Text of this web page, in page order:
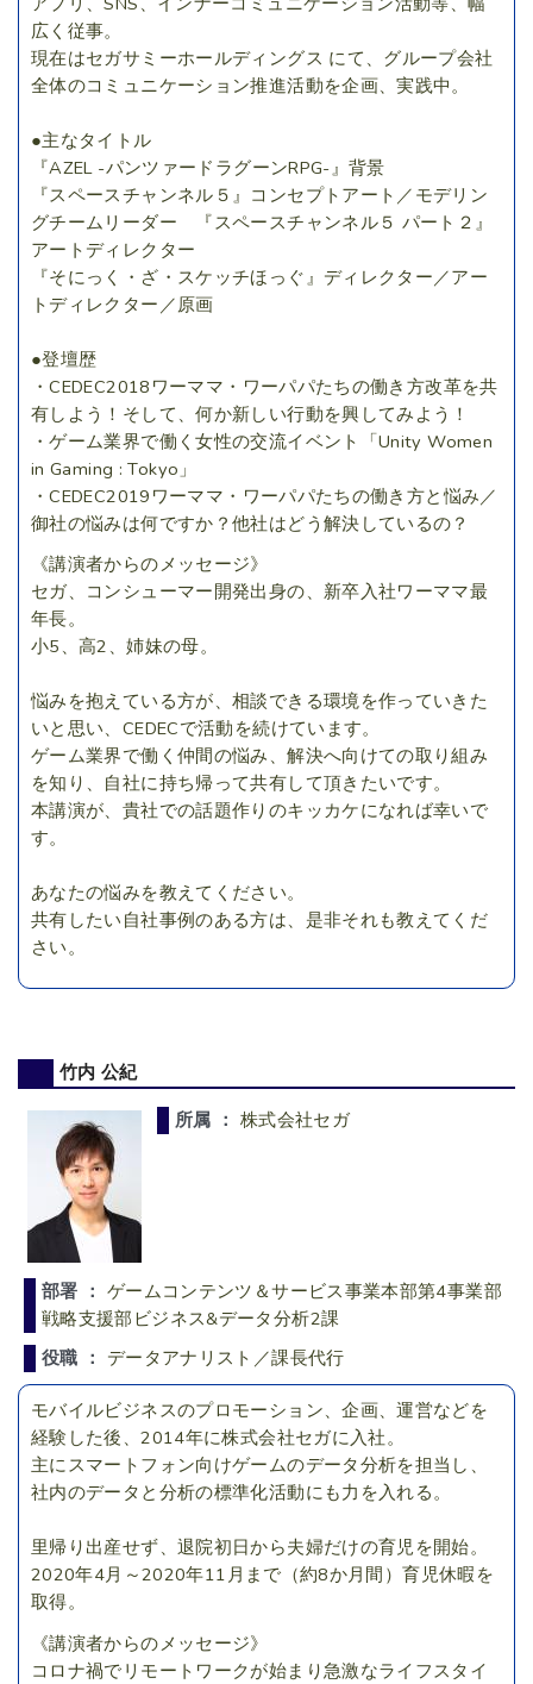
広く従事。
現在はセガサミーホールディングス にて、グループ会社
全体のコミュニケーション推進活動を企画、実践中。
●主なタイトル
『AZEL -パンツァードラグーンRPG-』背景
『スペースチャンネル５』コンセプトアート／モデリン
グチームリーダー 『スペースチャンネル５ パート２』
アートディレクター
『そにっく・ざ・スケッチほっぐ』ディレクター／アー
トディレクター／原画
●登壇歴
・CEDEC2018ワーママ・ワーパパたちの働き方改革を共
有しよう！そして、何か新しい行動を興してみよう！
・ゲーム業界で働く女性の交流イベント「Unity Women
in Gaming : Tokyo」
・CEDEC2019ワーママ・ワーパパたちの働き方と悩み／
御社の悩みは何ですか？他社はどう解決しているの？
《講演者からのメッセージ》
セガ、コンシューマー開発出身の、新卒入社ワーママ最
年長。
小5、高2、姉妹の母。
悩みを抱えている方が、相談できる環境を作っていきた
いと思い、CEDECで活動を続けています。
ゲーム業界で働く仲間の悩み、解決へ向けての取り組み
を知り、自社に持ち帰って共有して頂きたいです。
本講演が、貴社での話題作りのキッカケになれば幸いで
す。
あなたの悩みを教えてください。
共有したい自社事例のある方は、是非それも教えてくだ
さい。
竹内 公紀
所属 ： 株式会社セガ
部署 ： ゲームコンテンツ＆サービス事業本部第4事業部
戦略支援部ビジネス&データ分析2課
役職 ： データアナリスト／課長代行
モバイルビジネスのプロモーション、企画、運営などを
経験した後、2014年に株式会社セガに入社。
主にスマートフォン向けゲームのデータ分析を担当し、
社内のデータと分析の標準化活動にも力を入れる。
里帰り出産せず、退院初日から夫婦だけの育児を開始。
2020年4月～2020年11月まで（約8か月間）育児休暇を
取得。
《講演者からのメッセージ》
コロナ禍でリモートワークが始まり急激なライフスタイ